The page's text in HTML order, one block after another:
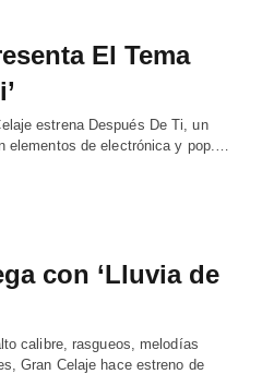
El Tema
estrena Después De Ti, un
elementos de electrónica y pop.…
con ‘Lluvia de
calibre, rasgueos, melodías
Gran Celaje hace estreno de